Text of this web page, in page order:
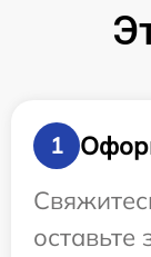
1
оставьте